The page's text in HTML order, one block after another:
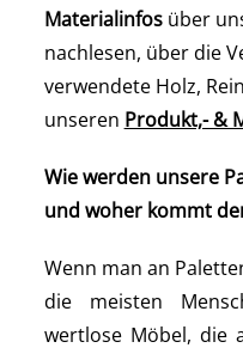
Materialinfosüber
nachlesen, über die
verwendete Holz,
unseren Produkt,- &
Wie werden unsere
und woher kommt
Wenn man an
die meisten
wertlose Möbel, die